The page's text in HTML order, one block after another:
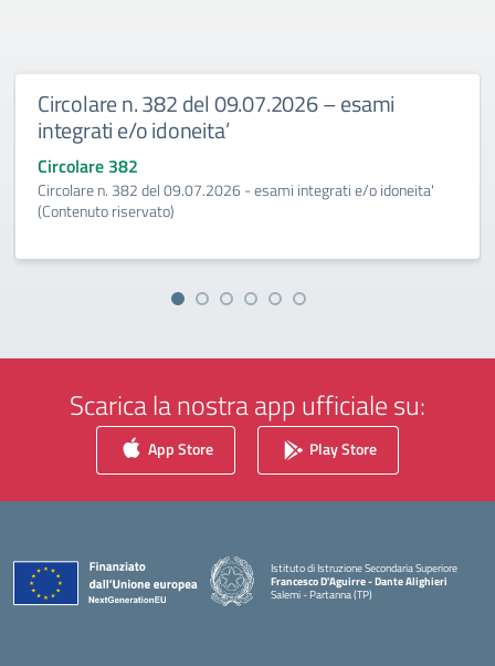
Circolare n. 382 del 09.07.2026 – esami
integrati e/o idoneita’
Circolare 382
Circolare n. 382 del 09.07.2026 - esami integrati e/o idoneita'
(Contenuto riservato)
Scarica la nostra app ufficiale su:
App Store Play Store
Istituto di Istruzione Secondaria Superiore
Francesco D'Aguirre - Dante Alighieri
Salemi - Partanna (TP)